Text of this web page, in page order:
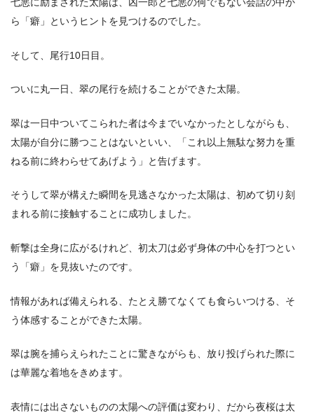
ら「癖」というヒントを見つけるのでした。
そして、尾行10日目。
ついに丸一日、翠の尾行を続けることができた太陽。
翠は一日中ついてこられた者は今までいなかったとしながらも、
太陽が自分に勝つことはないといい、「これ以上無駄な努力を重
ねる前に終わらせてあげよう」と告げます。
そうして翠が構えた瞬間を見逃さなかった太陽は、初めて切り刻
まれる前に接触することに成功しました。
斬撃は全身に広がるけれど、初太刀は必ず身体の中心を打つとい
う「癖」を見抜いたのです。
情報があれば備えられる、たとえ勝てなくても食らいつける、そ
う体感することができた太陽。
翠は腕を捕らえられたことに驚きながらも、放り投げられた際に
は華麗な着地をきめます。
表情には出さないものの太陽への評価は変わり、だから夜桜は太